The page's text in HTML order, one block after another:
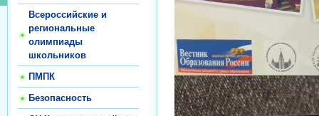
Всероссийские и
региональные
олимпиады
школьников
ПМПК
Безопасность